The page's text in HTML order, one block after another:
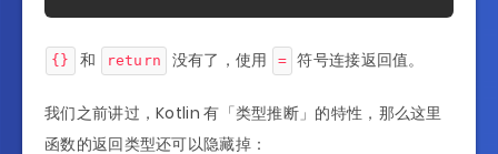
{} 和 return 没有了，使用 = 符号连接返回值。
我们之前讲过，Kotlin 有「类型推断」的特性，那么这里
函数的返回类型还可以隐藏掉：